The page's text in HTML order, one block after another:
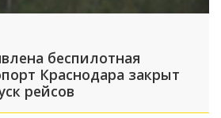
беспилотная
Краснодара закрыт
рейсов